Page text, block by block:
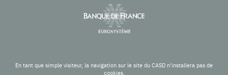
En tant que simple visiteur, la navigation sur le site du CASD n'installera pas de
cookies.